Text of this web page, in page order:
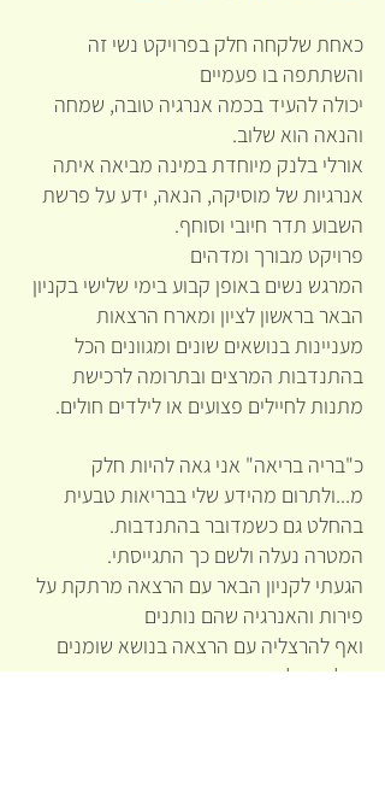
כאחת שלקחה חלק בפרויקט נשי זה
והשתתפה בו פעמיים
יכולה להעיד בכמה אנרגיה טובה, שמחה
והנאה הוא שלוב.
אורלי בלנק מיוחדת במינה מביאה איתה
אנרגיות של מוסיקה, הנאה, ידע על פרשת
השבוע תדר חיובי וסוחף.
פרויקט מבורך ומדהים
המרגש נשים באופן קבוע בימי שלישי בקניון
הבאר בראשון לציון ומארח הרצאות
מעניינות בנושאים שונים ומגוונים הכל
בהתנדבות המרצים ובתרומה לרכישת
מתנות לחיילים פצועים או לילדים חולים.
כ"בריה בריאה" אני גאה להיות חלק
מ...ולתרום מהידע שלי בבריאות טבעית
בהחלט גם כשמדובר בהתנדבות.
המטרה נעלה ולשם כך התגייסתי.
הגעתי לקניון הבאר עם הרצאה מרתקת על
פירות והאנרגיה שהם נותנים
ואף להרצליה עם הרצאה בנושא שומנים
וכולסטרול.